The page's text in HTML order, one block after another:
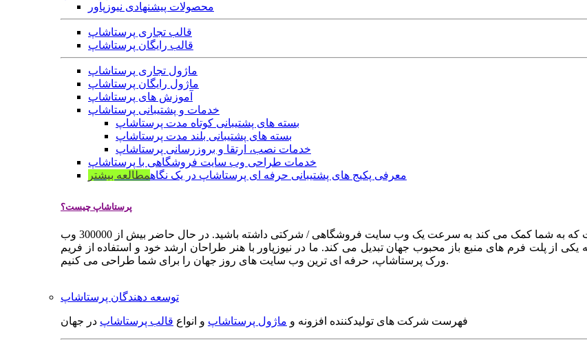
محصولات پیشنهادی نیوزپاور
قالب تجاری پرستاشاپ
قالب رایگان پرستاشاپ
ماژول تجاری پرستاشاپ
ماژول رایگان پرستاشاپ
آموزش های پرستاشاپ
خدمات و پشتیبانی پرستاشاپ
بسته های پشتیبانی کوتاه مدت پرستاشاپ
بسته های پشتیبانی بلند مدت پرستاشاپ
خدمات نصب، ارتقا و بروزرسانی پرستاشاپ
خدمات طراحی وب سایت فروشگاهی با پرستاشاپ
معرفی پکیج های پشتیبانی حرفه ای پرستاشاپ در یک نگاهمطالعه بیشتر
پرستاشاپ چیست؟
پرستاشاپ یک سیستم مدیریت وب سایت / فروشگاه آنلاین اپن سورس است که به شما کمک می کند به سرعت یک وب سایت فروشگاهی / شرکتی داشته باشید. در حال حاضر بیش از 300000 وب
از پلت فرم های منبع باز محبوب جهان تبدیل می کند. ما در نیوزپاور با هنر طراحان ارشد خود و استفاده از فریم
ورک پرستاشاپ، حرفه ای ترین وب سایت های روز جهان را برای شما طراحی می کنیم.
توسعه دهندگان پرستاشاپ
فهرست شرکت های تولیدکننده افزونه و ماژول پرستاشاپ و انواع قالب پرستاشاپ در جهان